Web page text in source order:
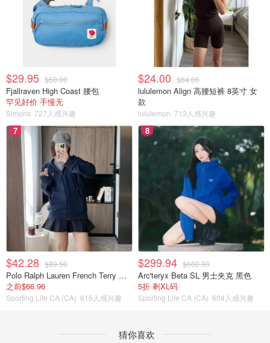
$29.95 $60.00
Fjallraven High Coast 腰包
罕见好价 手慢无
Simons 727人感兴趣
$24.00 $64.00
lululemon Align 高腰短裤 8英寸 女
款
lululemon 713人感兴趣
7
$42.28 $89.50
Polo Ralph Lauren French Terry 女童连帽卫衣 7-16码
之前$66.96
Sporting Life CA (CA) 616人感兴趣
8
$299.94 $600.00
Arc'teryx Beta SL 男士夹克 黑色
5折 剩XL码
Sporting Life CA (CA) 604人感兴趣
猜你喜欢